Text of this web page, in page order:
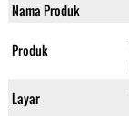
Nama Produk
Produk
Layar